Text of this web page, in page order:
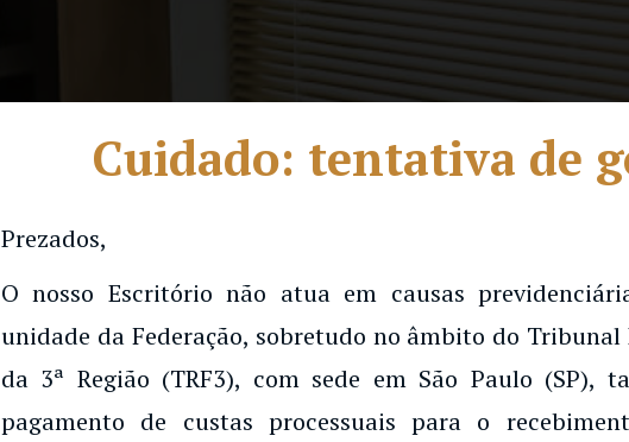
Cuidado: tentativa de
Prezados,
O nosso Escritório não atua em causas
unidade da Federação, sobretudo no âmbito do Tribunal
da 3ª Região (TRF3), com sede em São Paulo (SP),
pagamento de custas processuais para o